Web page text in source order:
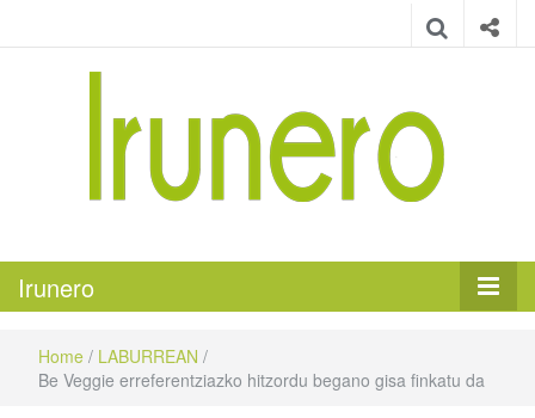
Irunero
Home / LABURREAN /
Be Veggie erreferentziazko hitzordu begano gisa finkatu da